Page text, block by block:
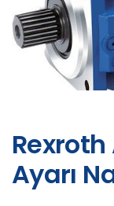
Rexroth
Ayarı